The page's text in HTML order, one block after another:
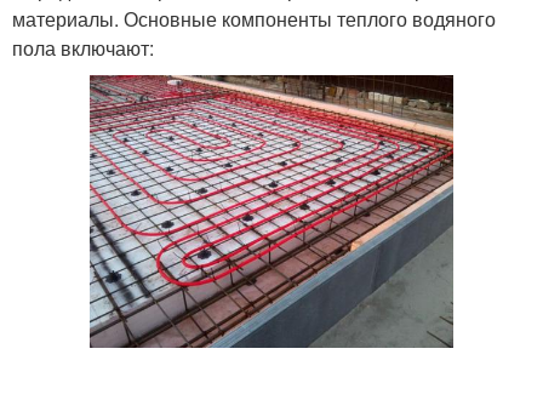
материалы. Основные компоненты теплого водяного
пола включают: